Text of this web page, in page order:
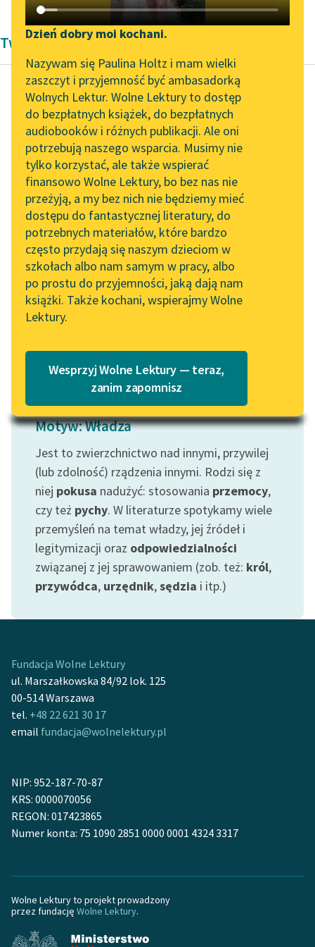
Katalog DAISY
Podkasty o książkach
Zgłoś brak utworu
Aktualności
Spotkanie z Katarzyną
Tunkiel w Oslo
Wolne Lektury na 32.
Pol’and’Rock Festivalu
„Kochanek Lady
Chatterley” do słuchania
na Wolnych Lekturach
Nowy audiobook –
„Marzenie o Oriencie”
Sophie Elkan
Kolekcja Nadwyraz.com x
Wolne Lektury – idealna na
Lektury szkolne i klasyka
literatury do słuchania dla
uczennic i uczniów z
niepełnosprawnościami
E-kolekcja lektur
szkolnych i literatury do
słuchania dla uczennic i
uczniów z
niepełnosprawnościami
Feministyczne inspiracje.
Ręce pełne poezji
Kolekcje edukacyjne
twórców przechodzących
do domeny publicznej,
Odkurzamy bohaterów
Narzędzia
Mapa Wolnych Lektur
Leśmianator
Przewodnik dla piszących i
czytających
API
OAI-PMH
Widget Wolnych Lektur
Przypisy
Katalog w formacie PDF
O nas
Kontakt
O projekcie
Dzień dobry moi kochani.
Nazywam się Paulina Holtz i mam wielki
zaszczyt i przyjemność być ambasadorką
Wolnych Lektur. Wolne Lektury to dostęp
do bezpłatnych książek, do bezpłatnych
audiobooków i różnych publikacji. Ale oni
potrzebują naszego wsparcia. Musimy nie
tylko korzystać, ale także wspierać
finansowo Wolne Lektury, bo bez nas nie
przeżyją, a my bez nich nie będziemy mieć
dostępu do fantastycznej literatury, do
potrzebnych materiałów, które bardzo
często przydają się naszym dzieciom w
szkołach albo nam samym w pracy, albo
po prostu do przyjemności, jaką dają nam
książki. Także kochani, wspierajmy Wolne
Lektury.
Wesprzyj Wolne Lektury — teraz,
zanim zapomnisz
Twórczość Jana Vaihingera
Jan Vaihinger
Filozofia
Nietzschego
Z ową pierwszą
tendencją
antymoralistyczną
spokrewnionym, lecz
wcale nie identycznym
jest u Nietzschego to,
co...
Motyw: Władza
Jest to zwierzchnictwo nad innymi, przywilej
(lub zdolność) rządzenia innymi. Rodzi się z
niej pokusa nadużyć: stosowania przemocy,
czy też pychy. W literaturze spotykamy wiele
przemyśleń na temat władzy, jej źródeł i
legitymizacji oraz odpowiedzialności
związanej z jej sprawowaniem (zob. też: król,
przywódca, urzędnik,sędzia i itp.)
Fundacja Wolne Lektury
ul. Marszałkowska 84/92 lok. 125
00-514 Warszawa
tel. +48 22 621 30 17
email fundacja@wolnelektury.pl
NIP: 952-187-70-87
KRS: 0000070056
REGON: 017423865
Numer konta: 75 1090 2851 0000 0001 4324 3317
Wolne Lektury to projekt prowadzony
przez fundację Wolne Lektury.